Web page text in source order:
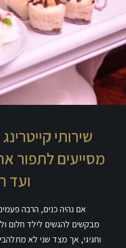
שירותי
מסייעים לתפור
ועד
אם נהיה כנים, הרבה
מבקשים להגשים לילד חלום
וחגיגי, אך מצד שני לא